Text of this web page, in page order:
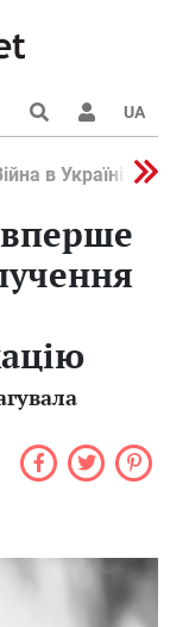
UA
в Україні 2022